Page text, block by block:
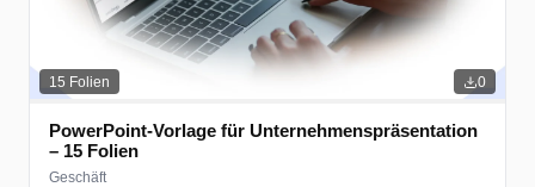
15 Folien 0
PowerPoint-Vorlage für Unternehmenspräsentation
– 15 Folien
Geschäft